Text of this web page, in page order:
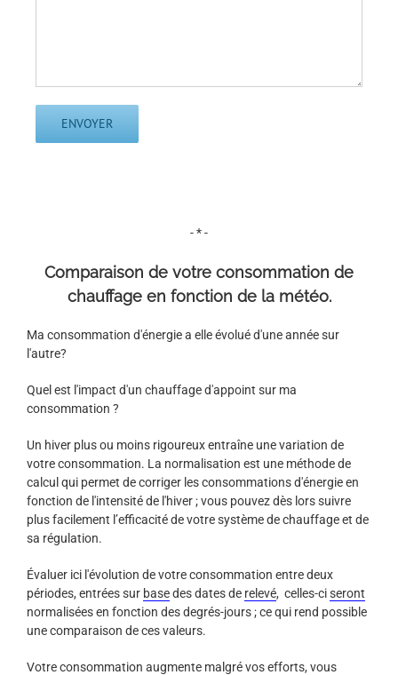
- * -
Comparaison de votre consommation de
chauffage en fonction de la météo.
Ma consommation d'énergie a elle évolué d'une année sur
l'autre?
Quel est l'impact d'un chauffage d'appoint sur ma
consommation ?
Un hiver plus ou moins rigoureux entraîne une variation de
votre consommation. La normalisation est une méthode de
calcul qui permet de corriger les consommations d'énergie en
fonction de l'intensité de l'hiver ; vous pouvez dès lors suivre
plus facilement l’efficacité de votre système de chauffage et de
sa régulation.
Évaluer ici l'évolution de votre consommation entre deux
périodes, entrées sur basedes dates de relevé, celles-ciseront
normalisées en fonction des degrés-jours ; ce qui rend possible
une comparaison de ces valeurs.
Votre consommation augmente malgré vos efforts, vous